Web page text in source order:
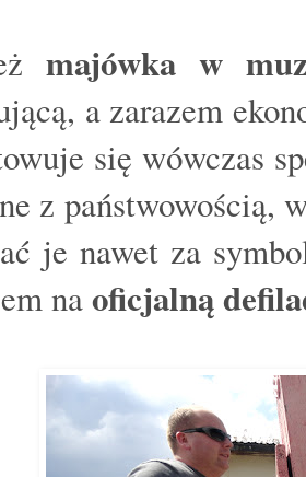
majówka w
a zarazem
się wówczas
z państwowością,
je nawet za
naoficjalną